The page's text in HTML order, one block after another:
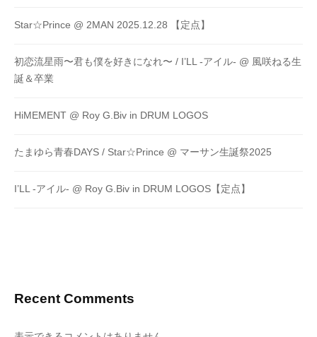
Star☆Prince @ 2MAN 2025.12.28 【定点】
初恋流星雨〜君も僕を好きになれ〜 / I’LL -アイル- @ 風咲ねる生
誕＆卒業
HiMEMENT @ Roy G.Biv in DRUM LOGOS
たまゆら青春DAYS / Star☆Prince @ マーサン生誕祭2025
I’LL -アイル- @ Roy G.Biv in DRUM LOGOS【定点】
Recent Comments